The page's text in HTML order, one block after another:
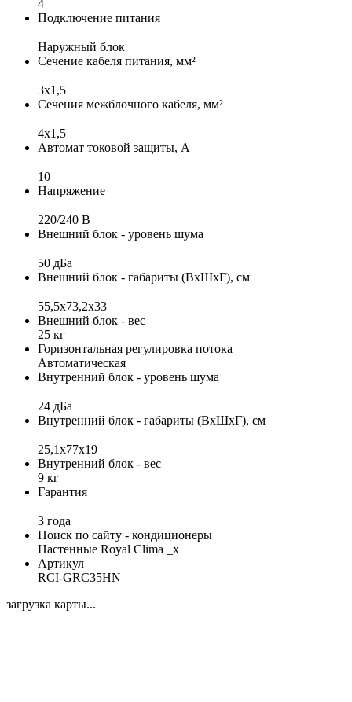
4
Подключение питания
Наружный блок
Сечение кабеля питания, мм²
3x1,5
Сечения межблочного кабеля, мм²
4х1,5
Автомат токовой защиты, А
10
Напряжение
220/240 B
Внешний блок - уровень шума
50 дБа
Внешний блок - габариты (ВхШхГ), см
55,5x73,2x33
Внешний блок - вес
25 кг
Горизонтальная регулировка потока
Автоматическая
Внутренний блок - уровень шума
24 дБа
Внутренний блок - габариты (ВхШхГ), см
25,1x77x19
Внутренний блок - вес
9 кг
Гарантия
3 года
Поиск по сайту - кондиционеры
Настенные Royal Clima _x
Артикул
RCI-GRC35HN
загрузка карты...